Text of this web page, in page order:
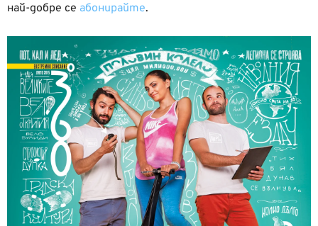
най-добре се абонирайте.